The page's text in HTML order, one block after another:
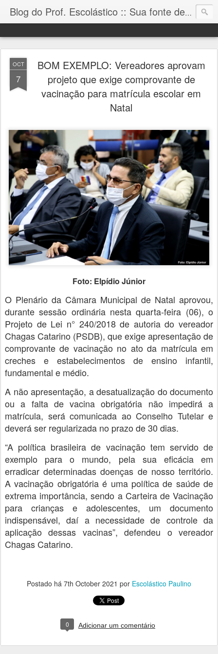
Blog do Prof. Escolástico :: Sua fonte de informação!
OCT
7
BOM EXEMPLO: Vereadores aprovam
projeto que exige comprovante de
vacinação para matrícula escolar em
Natal
Foto: Elpídio Júnior
O Plenário da Câmara Municipal de Natal aprovou,
durante sessão ordinária nesta quarta-feira (06), o
Projeto de Lei n° 240/2018 de autoria do vereador
Chagas Catarino (PSDB), que exige apresentação de
comprovante de vacinação no ato da matrícula em
creches e estabelecimentos de ensino infantil,
fundamental e médio.
A não apresentação, a desatualização do documento
ou a falta de vacina obrigatória não impedirá a
matrícula, será comunicada ao Conselho Tutelar e
deverá ser regularizada no prazo de 30 dias.
“A política brasileira de vacinação tem servido de
exemplo para o mundo, pela sua eficácia em
erradicar determinadas doenças de nosso território.
A vacinação obrigatória é uma política de saúde de
extrema importância, sendo a Carteira de Vacinação
para crianças e adolescentes, um documento
indispensável, daí a necessidade de controle da
aplicação dessas vacinas”, defendeu o vereador
Chagas Catarino.
Postado há 7th October 2021 por Escolástico Paulino
0 Adicionar um comentário